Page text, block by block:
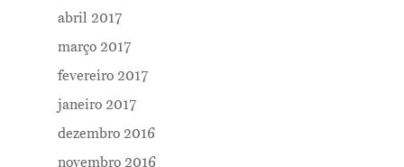
abril 2017
março 2017
fevereiro 2017
janeiro 2017
dezembro 2016
novembro 2016